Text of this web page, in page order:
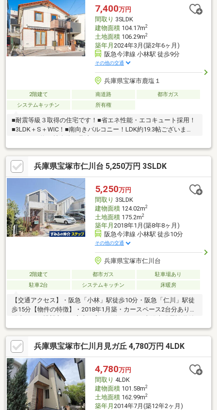
居室3部屋は全室ったり6帖以上！□広々とした南向きバルコニー
付！お洗濯物も良く乾きます■バルコニー下に駐車することが可
能。愛車の雨風対策もばっちり！
7,400万円
間取り 3SLDK
建物面積104.17m2
土地面積106.29m2
築年月 2024年3月(築2年6ヶ月)
阪急今津線 小林駅 徒歩9分
その他の交通
兵庫県宝塚市鹿塩１
2階建て 南道路
都市ガス
システムキッチン
所有権
■耐震等級３取得の住宅です！■省エネ性能・エコキュート採用！
■3LDK＋S＋WIC！■南向きバルコニー！LDK約19.3帖ございま
す！■LDK約19帖全体を見渡せるカウンターキッチン！■キッチン
の壁面にはカップボードを設置！収納として活用できるパントリ
ーもございます！■ドイツ製ミーレ食洗器を設置！■洗面室にはガ
ス依頼乾燥機「幹太くん」を設置！■遮音床を採用した防音仕様
の寝室がございます！■階段下収納やキッチンに床下収納！■敷地
内に駐車可能です！EV充電器ございます！■外構に宅配ボックス
ございます！■太陽光発電システム設置しております！
兵庫県宝塚市仁川台 5,250万円 3SLDK
5,250万円
間取り 3SLDK
建物面積124.02m2
土地面積175.2m2
築年月 2018年1月(築8年8ヶ月)
阪急今津線 小林駅 徒歩10分
その他の交通
兵庫県宝塚市仁川台
2階建て 都市ガス
駐車場あり
駐車2台
システムキッチン 床暖房
【交通アクセス】・阪急「小林」駅徒歩10分・阪急「仁川」駅徒
歩15分【物件の特徴】・2018年1月築・カースペース2台分あり・
き・床暖房3面(リビング・ダイニング・キッチン)・洗面化粧台2
箇所(1階、2階)・3LDK＋2サービスルーム(納戸)の間取り【周辺施
設】・仁川小学校まで約430m(徒歩6分)・宝塚第一中学校まで約
610m(徒歩8分)・イズミヤ小林店まで約910m(徒歩12分)・セブン
イレブン宝塚中野町店まで約560m(徒歩7分)
兵庫県宝塚市仁川月見ガ丘 4,780万円 4LDK
4,780万円
間取り 4LDK
建物面積101.58m2
土地面積162.99m2
築年月 2014年7月(築12年2ヶ月)